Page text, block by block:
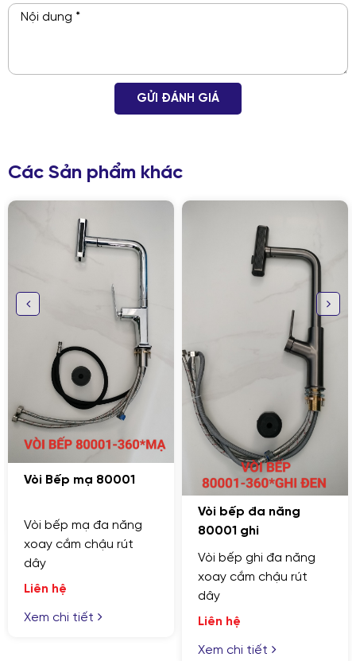
GỬI THÔNG TIN ĐỂ CHÚNG TÔI TƯ VẤN
CHO BẠN
GỬI ĐÁNH GIÁ
Các Sản phẩm khác
Vòi Bếp mạ 80001
Vòi bếp mạ đa năng
xoay cắm chậu rút
dây
Liên hệ
Xem chi tiết
Vòi bếp đa năng
80001 ghi
Vòi bếp ghi đa năng
xoay cắm chậu rút
dây
Liên hệ
Xem chi tiết